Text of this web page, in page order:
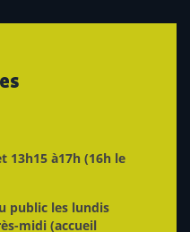
13h15 à17h (16h le
public les lundis
midi (accueil